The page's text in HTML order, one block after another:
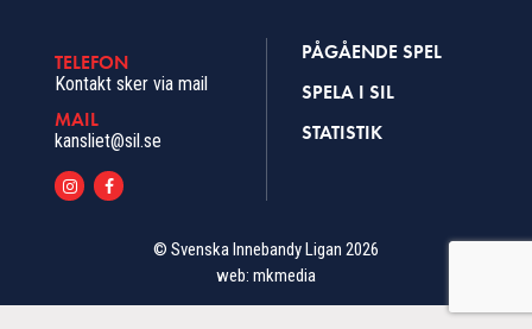
TELEFON
Kontakt sker via mail
MAIL
kansliet@sil.se
PÅGÅENDE SPEL
SPELA I SIL
STATISTIK
© Svenska Innebandy Ligan 2026
web: mkmedia